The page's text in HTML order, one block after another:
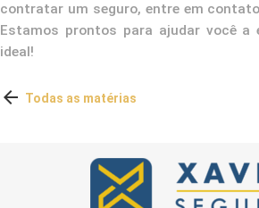
contratar um seguro, entre em
Estamos prontos para ajudar você a
ideal!
 Todas as matérias